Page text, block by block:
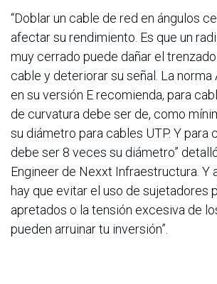
“Doblar un cable de red en ángulos
afectar su rendimiento. Es que un
muy cerrado puede dañar el
cable y deteriorar su señal. La
en su versión E recomienda, para
de curvatura debe ser de, como
su diámetro para cables UTP. Y para
debe ser 8 veces su diámetro”
Engineer de Nexxt Infraestructura. Y
hay que evitar el uso de sujetadores
apretados o la tensión excesiva de
pueden arruinar tu inversión”.